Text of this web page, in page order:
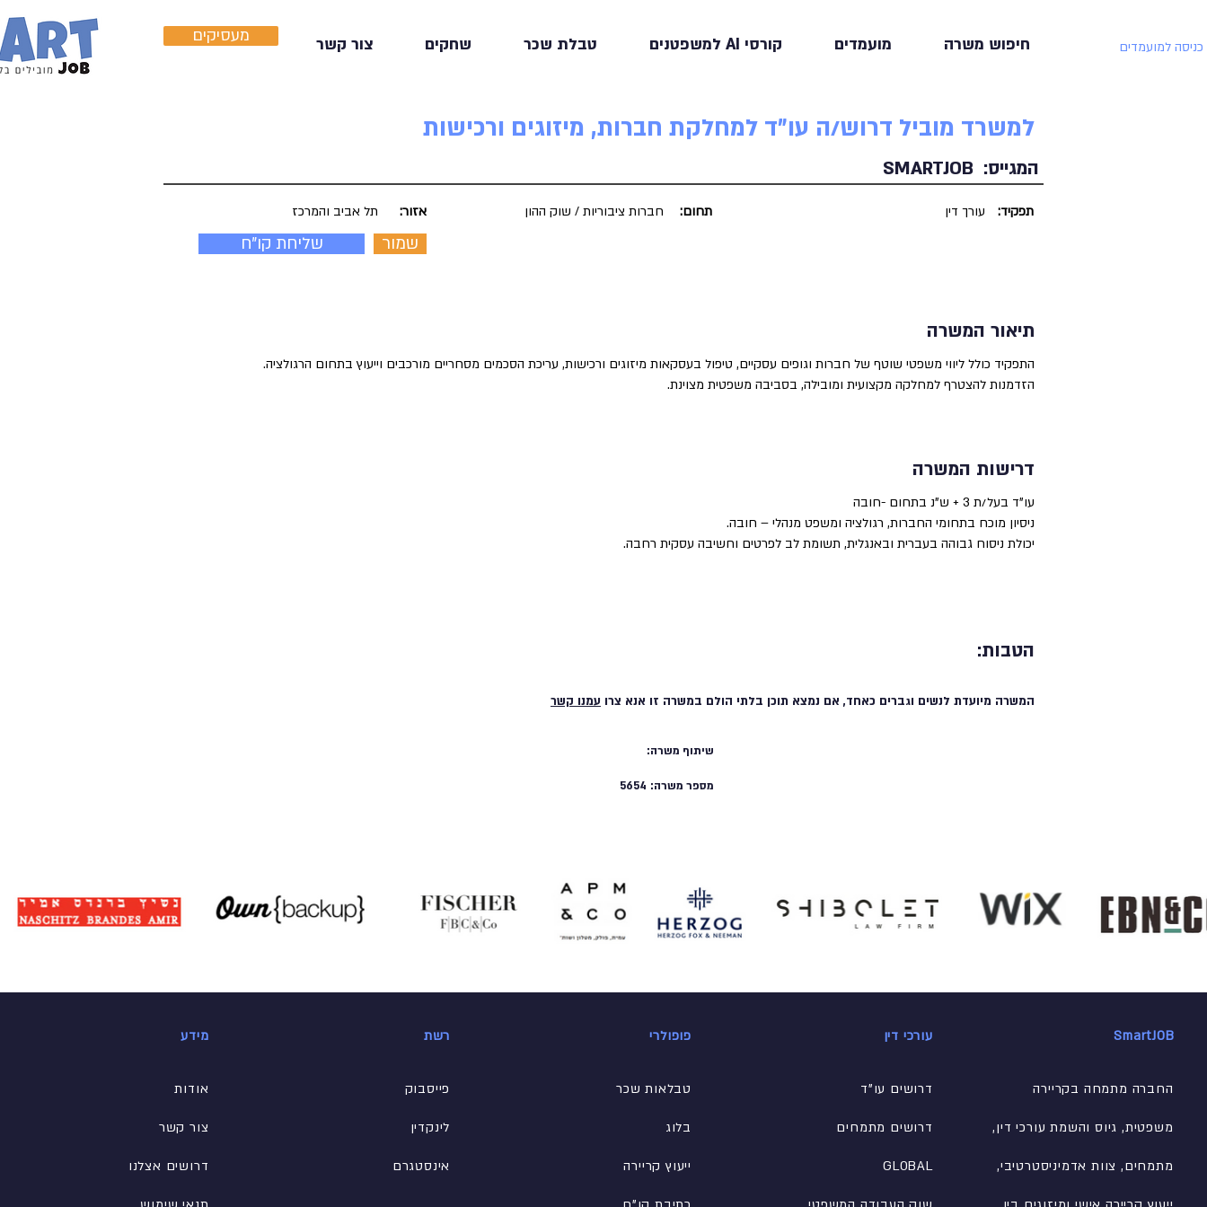
מעסיקים חיפוש משרה מועמדים קורסי AI למשפטנים טבלת שכר שחקים צור קשר כניסה למועמדים
למשרד מוביל דרוש/ה עו"ד למחלקת חברות, מיזוגים ורכישות
SMARTJOB המגייס:
תל אביב והמרכז אזור:
שליחת קו"ח שמור
חברות ציבוריות / שוק ההון תחום: עורך דין תפקיד:
תיאור המשרה
התפקיד כולל ליווי משפטי שוטף של חברות וגופים עסקיים, טיפול בעסקאות מיזוגים ורכישות, עריכת הסכמים מסחריים מורכבים וייעוץ בתחום הרגולציה.
הזדמנות להצטרף למחלקה מקצועית ומובילה, בסביבה משפטית מצוינת.
דרישות המשרה
עו"ד בעל/ת 3 + ש"נ בתחום -חובה
ניסיון מוכח בתחומי החברות, רגולציה ומשפט מנהלי – חובה.
יכולת ניסוח גבוהה בעברית ובאנגלית, תשומת לב לפרטים וחשיבה עסקית רחבה.
הטבות:
המשרה מיועדת לנשים וגברים כאחד, אם נמצא תוכן בלתי הולם במשרה זו אנא צרו עמנו קשר
שיתוף משרה:
5654 מספר משרה:
מידע
אודות
צור קשר
דרושים אצלנו
רשת
פייסבוק
לינקדין
אינסטגרם
פופולרי
טבלאות שכר
בלוג
ייעוץ קריירה
עורכי דין
דרושים עו"ד
דרושים מתמחים
GLOBAL
SmartJOB
החברה מתמחה בקריירה
משפטית, גיוס והשמת עורכי דין,
מתמחים, צוות אדמיניסטרטיבי,